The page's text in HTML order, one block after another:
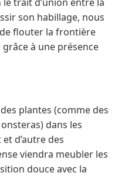
son habillage, nous
flouter la frontière
à une présence
plantes (comme des
dans les
d’autre des
viendra meubler les
douce avec la